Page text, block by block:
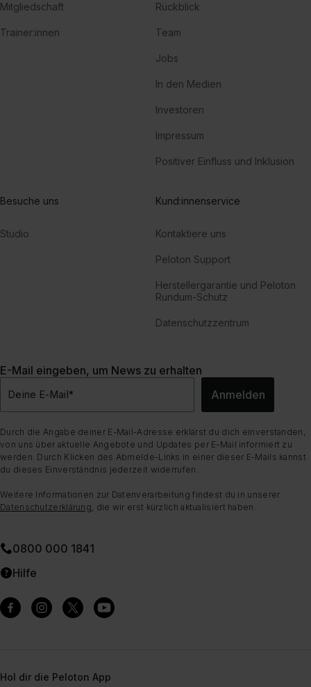
Mitgliedschaft
Trainer:innen
Rückblick
Team
Jobs
In den Medien
Investoren
Impressum
Positiver Einfluss und Inklusion
Besuche uns
Studio
Kund:innenservice
Kontaktiere uns
Peloton Support
Herstellergarantie und Peloton
Rundum-Schutz
Datenschutzzentrum
E-Mail eingeben, um News zu erhalten
Deine E-Mail* Anmelden
Durch die Angabe deiner E-Mail-Adresse erklärst du dich einverstanden,
von uns über aktuelle Angebote und Updates per E-Mail informiert zu
werden. Durch Klicken des Abmelde-Links in einer dieser E-Mails kannst
du dieses Einverständnis jederzeit widerrufen.
Weitere Informationen zur Datenverarbeitung findest du in unserer
Datenschutzerklärung, die wir erst kürzlich aktualisiert haben.
0800 000 1841
Hilfe
Hol dir die Peloton App